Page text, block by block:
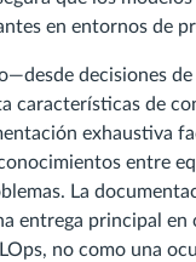
en entornos de
decisiones
características de
exhaustiva
entre
La
entrega principal en
no como una